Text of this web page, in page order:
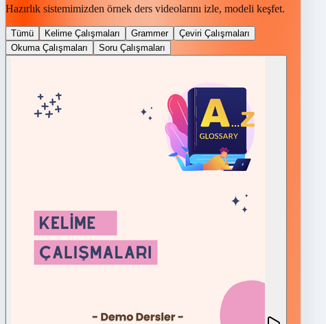
Hazırlık sistemimizden örnek ders videolarını izle, modeli keşfet.
Tümü Kelime Çalışmaları Grammer
Çeviri Çalışmaları
Okuma Çalışmaları
Soru Çalışmaları